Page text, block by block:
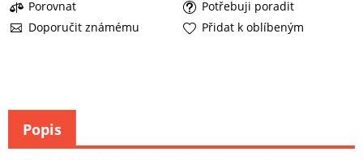
Porovnat
Potřebuji poradit
Doporučit známému
Přidat k oblíbeným
Popis